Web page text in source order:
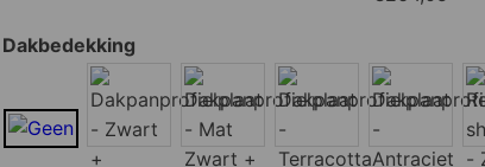
Dakbedekking